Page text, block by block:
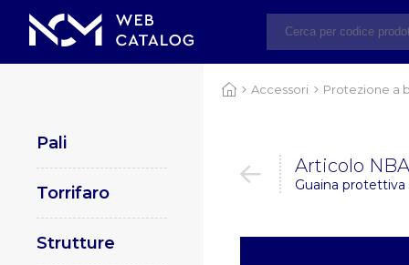
Pali
Torrifaro
Strutture
Accessori Protezione a
Articolo
Guaina protettiva